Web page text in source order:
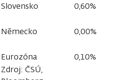
Slovensko
0,60%
Německo 0,00%
Eurozóna 0,10%
Zdroj: ČSÚ,